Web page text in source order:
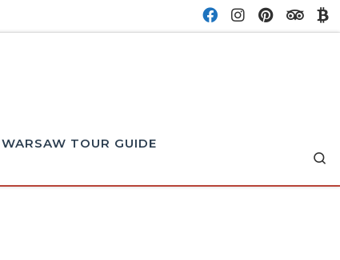
WARSAW TOUR GUIDE